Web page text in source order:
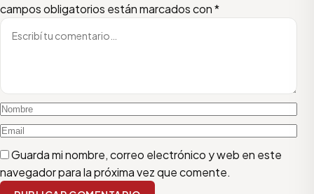
campos obligatorios están marcados con*
Guarda mi nombre, correo electrónico y web en este
navegador para la próxima vez que comente.